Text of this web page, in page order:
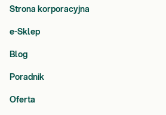
Strona korporacyjna
e-Sklep
Blog
Poradnik
Oferta